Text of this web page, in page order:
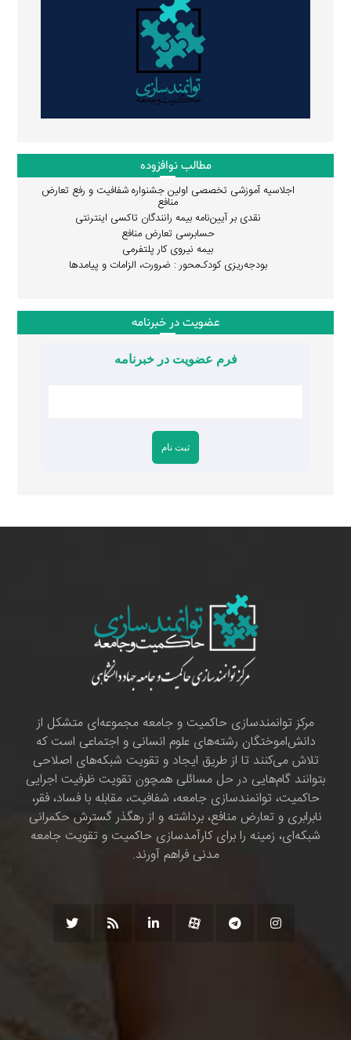
مطالب نوافزوده
اجلاسیه آموزشی تخصصی اولین جشنواره شفافیت و رفع تعارض
منافع
نقدی بر آیین‌نامه بیمه رانندگان تاکسی اینترنتی
حسابرسی تعارض منافع
بیمه نیروی کار پلتفرمی
بودجه‌ریزی کودک‌محور : ضرورت، الزامات و پیامدها
عضویت در خبرنامه
فرم عضویت در خبرنامه
مرکز توانمندسازی حاکمیت و جامعه مجموعه‌ای متشکل از
دانش‌اموختگان رشته‌های علوم انسانی و اجتماعی است که
تلاش می‌کنند تا از طریق ایجاد و تقویت شبکه‌های اصلاحی
بتوانند گام‌هایی در حل مسائلی همچون تقویت ظرفیت اجرایی
حاکمیت، توانمندسازی جامعه، شفافیت، مقابله با فساد، فقر،
نابرابری و تعارض منافع، برداشته و از رهگذر گسترش حکمرانی
شبکه‌ای، زمینه را برای کارآمدسازی حاکمیت و تقویت جامعه
مدنی فراهم آورند.